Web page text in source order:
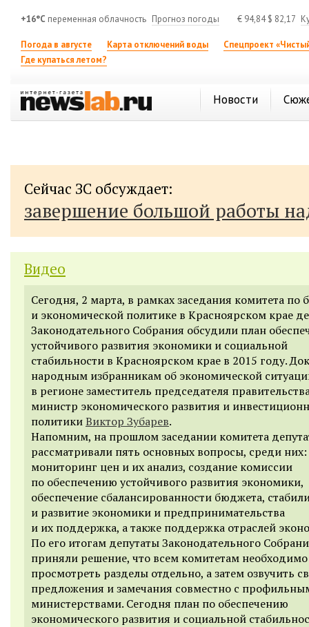
+16°C переменная облачность Прогноз погоды € 94,84$ 82,17
Погода в августе Карта отключений воды
Спецпроект
Где купаться летом?
Новости
Сейчас ЗС обсуждает:
завершение большой работы
Видео
Сегодня, 2 марта, в рамках заседания комитета по
и экономической политике в Красноярском крае
Законодательного Собрания обсудили план
устойчивого развития экономики и социальной
стабильности в Красноярском крае в 2015 году.
народным избранникам об экономической
в регионе заместитель председателя
министр экономического развития и
политикиВиктор Зубарев.
Напомним, на прошлом заседании комитета
рассматривали пять основных вопросы, среди них:
мониторинг цен и их анализ, создание комиссии
по обеспечению устойчивого развития экономики,
обеспечение сбалансированности бюджета,
и развитие экономики и предпринимательства
и их поддержка, а также поддержка отраслей
По его итогам депутаты Законодательного
приняли решение, что всем комитетам необходимо
просмотреть разделы отдельно, а затем озвучить
предложения и замечания совместно с
министерствами. Сегодня план по обеспечению
экономического развития и социальной